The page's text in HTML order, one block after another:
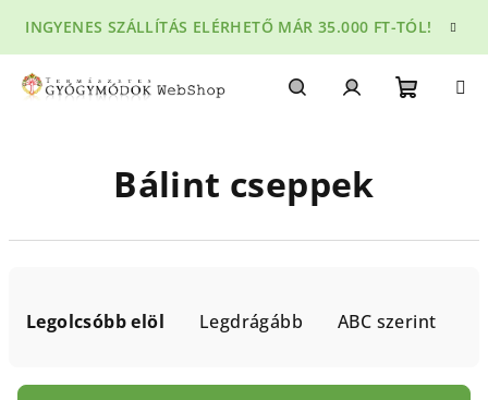
fő
tartalomhoz
INGYENES SZÁLLÍTÁS ELÉRHETŐ MÁR 35.000 FT-TÓL!
Bálint cseppek
m
Legolcsóbb elöl Legdrágább ABC szerint